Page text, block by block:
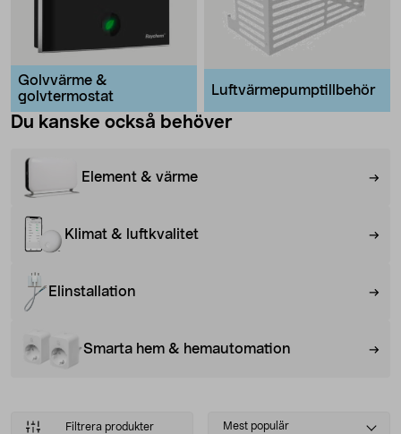
Golvvärme &
golvtermostat
Luftvärmepumptillbehör
Du kanske också behöver
Element & värme
Klimat & luftkvalitet
Elinstallation
Smarta hem & hemautomation
Filtrera produkter
Select
Mest populär